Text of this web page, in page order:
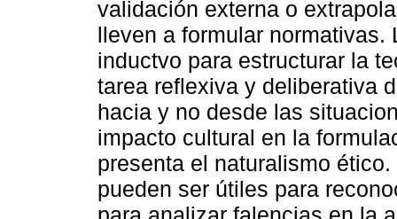
validación externa o
lleven a formular
inductvo para estructurar la
tarea reflexiva y deliberativa
hacia y no desde las
impacto cultural en la
presenta el naturalismo
pueden ser útiles para